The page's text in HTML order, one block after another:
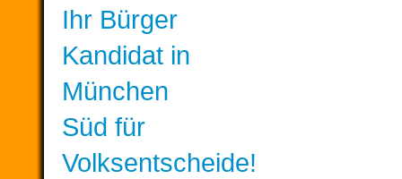
Ihr Bürger
Kandidat in
München
Süd für
Volksentscheide!